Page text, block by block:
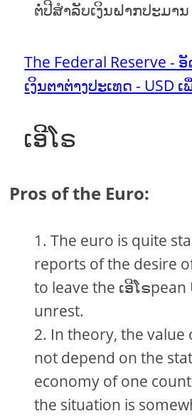
ຕໍ່ປີສໍາລັບເງິນຝາກປະມານ
The Federal Reserve -
ເງິນຕາຕ່າງປະເທດ - USD
ເອີໂຣ
Pros of the Euro:
The euro is quite
reports of the desire
to leave the ເອີໂຣ
unrest.
In theory, the value
not depend on the
economy of one
the situation is